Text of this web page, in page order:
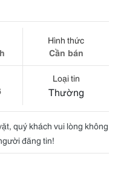
Hình thức
Cần bán
Loại tin
Thường
quý khách vui lòng không
đăng tin!